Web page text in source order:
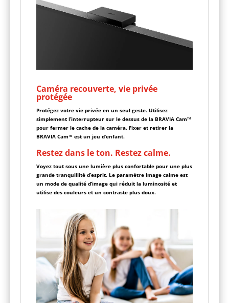
Caméra recouverte, vie privée
protégée
Protégez votre vie privée en un seul geste. Utilisez
simplement l’interrupteur sur le dessus de la BRAVIA Cam™
pour fermer le cache de la caméra. Fixer et retirer la
BRAVIA Cam™ est un jeu d’enfant.
Restez dans le ton. Restez calme.
Voyez tout sous une lumière plus confortable pour une plus
grande tranquillité d’esprit. Le paramètre Image calme est
un mode de qualité d’image qui réduit la luminosité et
utilise des couleurs et un contraste plus doux.